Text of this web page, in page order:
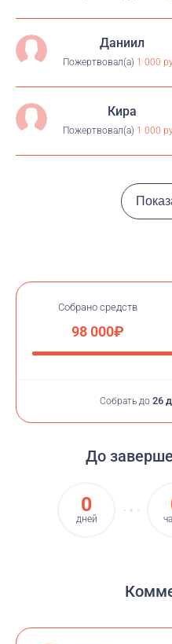
Даниил
Пожертвовал(а) 1 000
Кира
Пожертвовал(а) 1 000
Собрано средств
98 000₽
Собрать до 26
До
0
дней